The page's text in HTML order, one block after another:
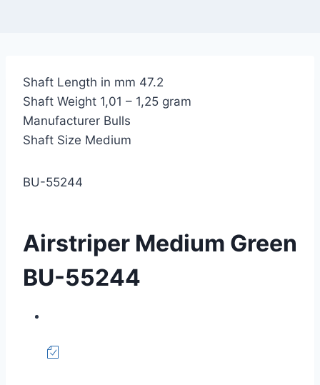
Shaft Length in mm 47.2
Shaft Weight 1,01 – 1,25 gram
Manufacturer Bulls
Shaft Size Medium
BU-55244
Airstriper Medium Green
BU-55244